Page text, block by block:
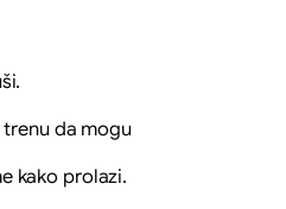
trenu da mogu
kako prolazi.